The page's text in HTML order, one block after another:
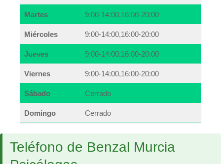
Martes 9:00-14:00,16:00-20:00
Miércoles 9:00-14:00,16:00-20:00
Jueves 9:00-14:00,16:00-20:00
Viernes 9:00-14:00,16:00-20:00
Sábado Cerrado
Domingo Cerrado
Teléfono de Benzal Murcia